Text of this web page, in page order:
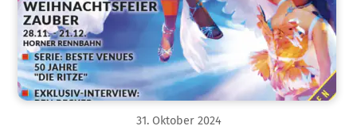
31. Oktober 2024